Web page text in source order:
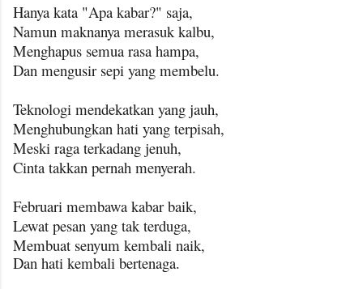
Hanya kata "Apa kabar?" saja,
Namun maknanya merasuk kalbu,
Menghapus semua rasa hampa,
Dan mengusir sepi yang membelu.
Teknologi mendekatkan yang jauh,
Menghubungkan hati yang terpisah,
Meski raga terkadang jenuh,
Cinta takkan pernah menyerah.
Februari membawa kabar baik,
Lewat pesan yang tak terduga,
Membuat senyum kembali naik,
Dan hati kembali bertenaga.